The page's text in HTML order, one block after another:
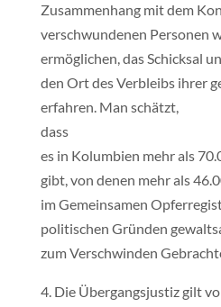
Zusammenhang mit dem
verschwundenen Personen
ermöglichen, das Schicksal
den Ort des Verbleibs ihrer
erfahren. Man schätzt,
dass
es in Kolumbien mehr als
gibt, von denen mehr als
im Gemeinsamen
politischen Gründen
zum Verschwinden
4. Die Übergangsjustiz gilt